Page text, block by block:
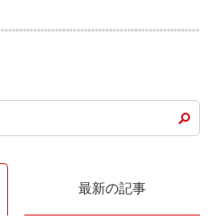
お知らせ
最新の記事